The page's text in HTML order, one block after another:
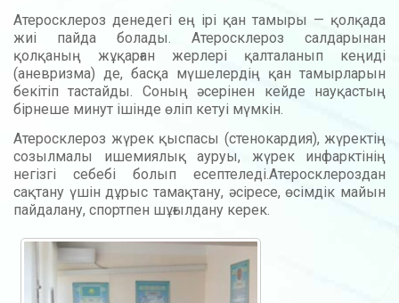
Атеросклероз денедегі ең ірі қан тамыры — қолқада
жиі пайда болады. Атеросклероз салдарынан
қолқаның жұқарған жерлері қалталанып кеңиді
(аневризма) де, басқа мүшелердің қан тамырларын
бекітіп тастайды. Соның әсерінен кейде науқастың
бірнеше минут ішінде өліп кетуі мүмкін.
Атеросклероз жүрек қыспасы (стенокардия), жүректің
созылмалы ишемиялық ауруы, жүрек инфарктінің
негізгі себебі болып есептеледі.Атеросклероздан
сақтану үшін дұрыс тамақтану, әсіресе, өсімдік майын
пайдалану, спортпен шұғылдану керек.